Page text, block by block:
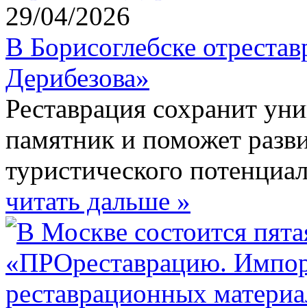
29/04/2026
В Борисоглебске
Дерибезова»
Реставрация сохранит
памятник и поможет
туристического
читать дальше »